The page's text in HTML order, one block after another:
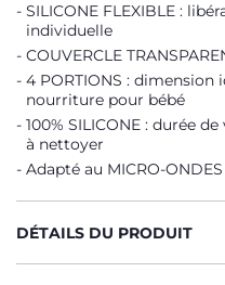
SILICONE FLEXIBLE :
individuelle
COUVERCLE
4 PORTIONS :
nourriture pour bébé
100% SILICONE : durée
à nettoyer
Adapté au MICRO-
DÉTAILS DU PRODUIT